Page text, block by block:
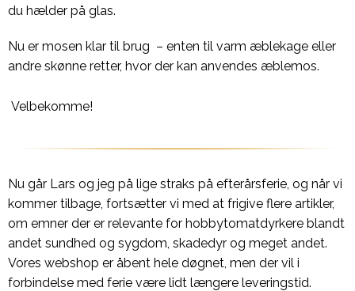
du hælder på glas.
Nu er mosen klar til brug – enten til varm æblekage eller
andre skønne retter, hvor der kan anvendes æblemos.
Velbekomme!
Nu går Lars og jeg på lige straks på efterårsferie, og når vi
kommer tilbage, fortsætter vi med at frigive flere artikler,
om emner der er relevante for hobbytomatdyrkere blandt
andet sundhed og sygdom, skadedyr og meget andet.
Vores webshop er åbent hele døgnet, men der vil i
forbindelse med ferie være lidt længere leveringstid.